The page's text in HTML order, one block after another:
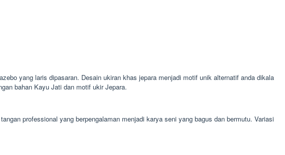
yang laris dipasaran. Desain ukiran khas jepara menjadi motif unik alternatif anda dikala
bahan Kayu Jati dan motif ukir Jepara.
professional yang berpengalaman menjadi karya seni yang bagus dan bermutu. Variasi